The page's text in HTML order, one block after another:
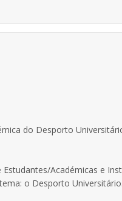
do Desporto
Académicas e
o Desporto Universitário.